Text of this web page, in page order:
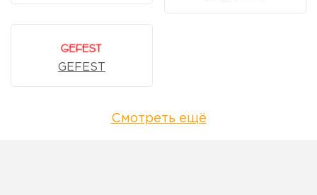
GEFEST
Смотреть ещё